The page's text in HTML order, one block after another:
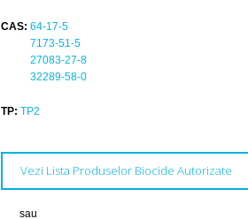
CAS: 64-17-5
7173-51-5
27083-27-8
32289-58-0
TP: TP2
Vezi Lista Produselor Biocide Autorizate
sau